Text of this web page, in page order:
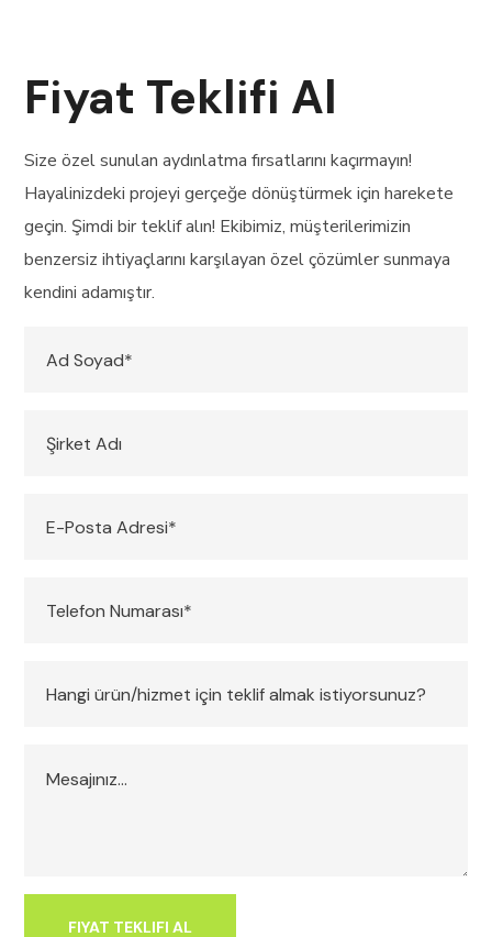
Fiyat Teklifi Al
Size özel sunulan aydınlatma fırsatlarını kaçırmayın!
Hayalinizdeki projeyi gerçeğe dönüştürmek için harekete
geçin. Şimdi bir teklif alın! Ekibimiz, müşterilerimizin
benzersiz ihtiyaçlarını karşılayan özel çözümler sunmaya
kendini adamıştır.